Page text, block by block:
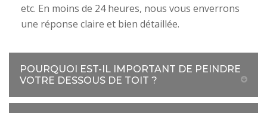
etc. En moins de 24 heures, nous vous enverrons
une réponse claire et bien détaillée.
POURQUOI EST-IL IMPORTANT DE PEINDRE
VOTRE DESSOUS DE TOIT ?